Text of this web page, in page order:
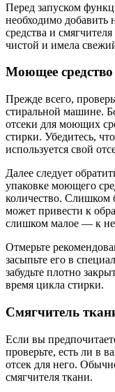
Перед запуском
необходимо добавить
средства и
чистой и имела
Моющее средство
Прежде всего,
стиральной машине.
отсеки для моющих
стирки. Убедитесь,
используется свой
Далее следует
упаковке моющего
количество. Слишком
может привести к
слишком малое — к
Отмерьте
засыпьте его в
забудьте плотно
время цикла стирки.
Смягчитель
Если вы
проверьте, есть ли в
отсек для него.
смягчителя ткани.